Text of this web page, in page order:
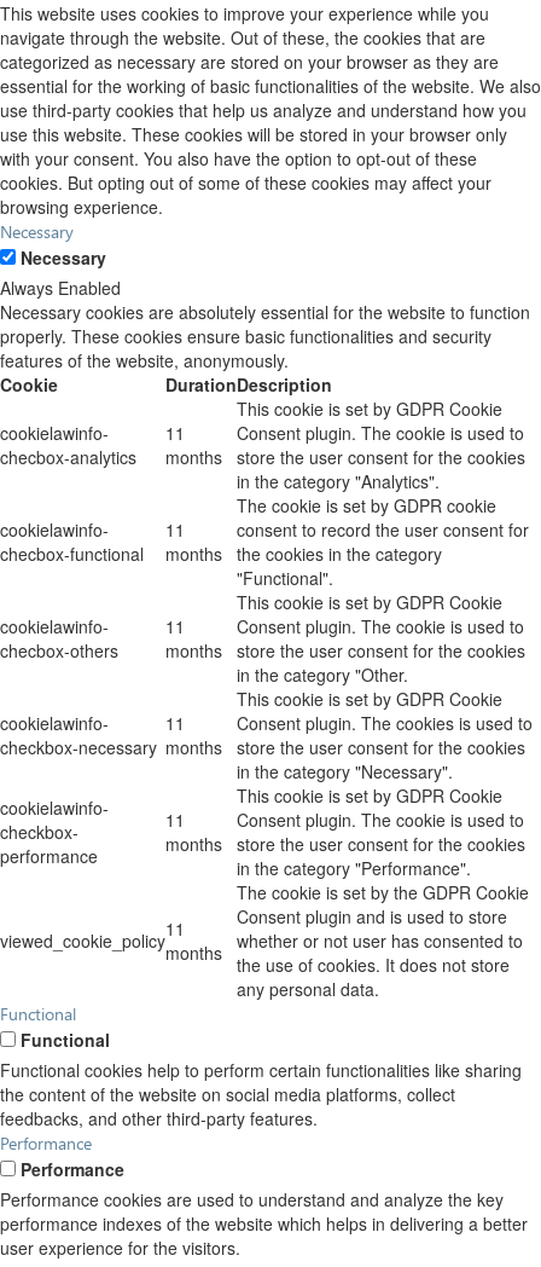
This website uses cookies to improve your experience while you
navigate through the website. Out of these, the cookies that are
categorized as necessary are stored on your browser as they are
essential for the working of basic functionalities of the website. We also
use third-party cookies that help us analyze and understand how you
use this website. These cookies will be stored in your browser only
with your consent. You also have the option to opt-out of these
cookies. But opting out of some of these cookies may affect your
browsing experience.
Necessary
Necessary
Always Enabled
Necessary cookies are absolutely essential for the website to function
properly. These cookies ensure basic functionalities and security
features of the website, anonymously.
Cookie
DurationDescription
cookielawinfo-
checbox-analytics
11
months
This cookie is set by GDPR Cookie
Consent plugin. The cookie is used to
store the user consent for the cookies
in the category "Analytics".
cookielawinfo-
checbox-functional
11
months
The cookie is set by GDPR cookie
consent to record the user consent for
the cookies in the category
"Functional".
cookielawinfo-
checbox-others
11
months
This cookie is set by GDPR Cookie
Consent plugin. The cookie is used to
store the user consent for the cookies
in the category "Other.
cookielawinfo-
checkbox-necessary
11
months
This cookie is set by GDPR Cookie
Consent plugin. The cookies is used to
store the user consent for the cookies
in the category "Necessary".
cookielawinfo-
checkbox-
performance
11
months
This cookie is set by GDPR Cookie
Consent plugin. The cookie is used to
store the user consent for the cookies
in the category "Performance".
viewed_cookie_policy11
months
The cookie is set by the GDPR Cookie
Consent plugin and is used to store
whether or not user has consented to
the use of cookies. It does not store
any personal data.
Functional
Functional
Functional cookies help to perform certain functionalities like sharing
the content of the website on social media platforms, collect
feedbacks, and other third-party features.
Performance
Performance
Performance cookies are used to understand and analyze the key
performance indexes of the website which helps in delivering a better
user experience for the visitors.